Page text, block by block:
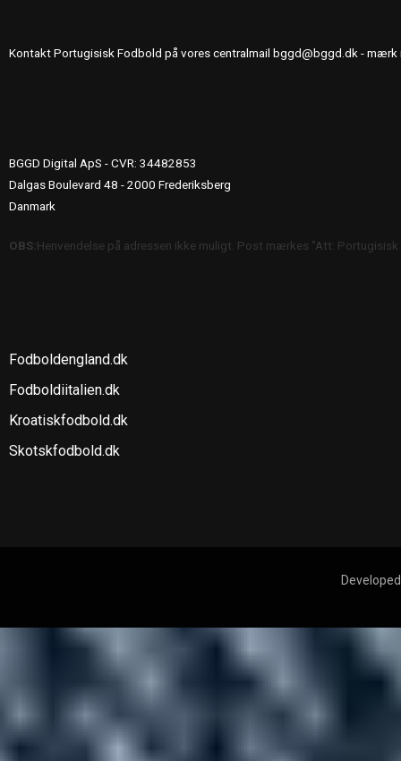
Kontakt Portugisisk Fodbold på vores centralmail bggd@bggd.dk - mærk
BGGD Digital ApS - CVR: 34482853
Dalgas Boulevard 48 - 2000 Frederiksberg
Danmark
OBS:Henvendelse på adressen ikke muligt. Post mærkes "Att:
Fodboldengland.dk
Fodboldiitalien.dk
Kroatiskfodbold.dk
Skotskfodbold.dk